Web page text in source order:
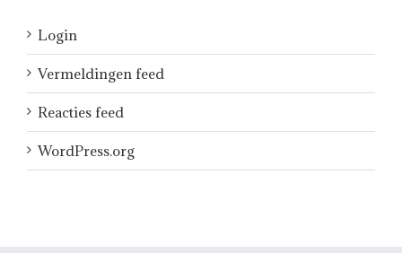
Login
Vermeldingen feed
Reacties feed
WordPress.org